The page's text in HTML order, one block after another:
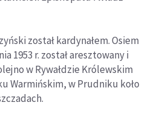
został kardynałem. Osiem
1953 r. został aresztowany i
w Rywałdzie Królewskim
Warmińskim, w Prudniku koło